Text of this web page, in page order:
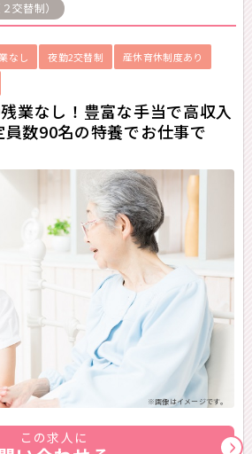
交替制）
なし 夜勤2交替制
産休育休制度あり
業なし！豊富な手当で高収入
数90名の特養でお仕事で
※画像はイメージです。
この求人に